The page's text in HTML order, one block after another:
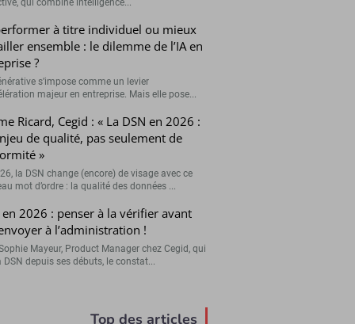
qui combine intelligence...
à titre individuel ou mieux
ensemble : le dilemme de l’IA en
?
s’impose comme un levier
majeur en entreprise. Mais elle pose...
Ricard, Cegid : « La DSN en 2026 :
de qualité, pas seulement de
»
la DSN change (encore) de visage avec ce
mot d’ordre : la qualité des données ...
en 2026 : penser à la vérifier avant
à l’administration !
Mayeur, Product Manager chez Cegid, qui
DSN depuis ses débuts, le constat...
Top des articles